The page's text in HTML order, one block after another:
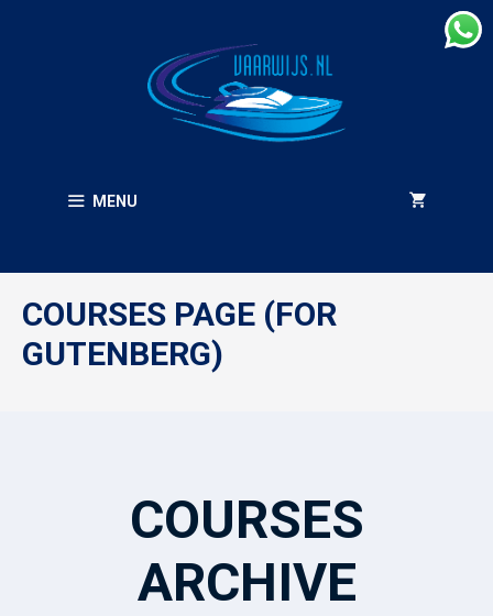
MENU
COURSES PAGE (FOR
GUTENBERG)
COURSES
ARCHIVE